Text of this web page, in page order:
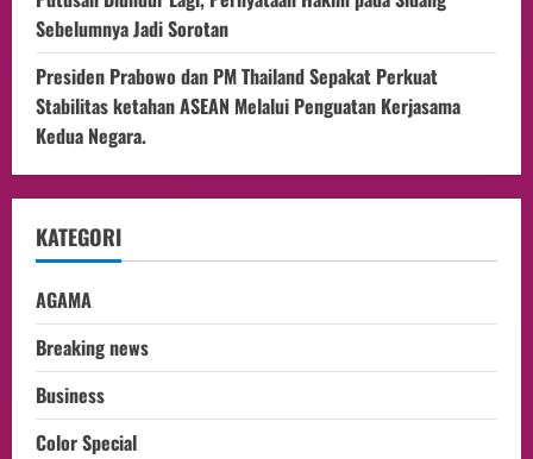
Sebelumnya Jadi Sorotan
Presiden Prabowo dan PM Thailand Sepakat Perkuat
Stabilitas ketahan ASEAN Melalui Penguatan Kerjasama
Kedua Negara.
KATEGORI
AGAMA
Breaking news
Business
Color Special